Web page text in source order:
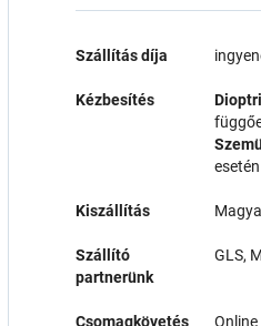
Szállítás díja
Kézbesítés
Kiszállítás
Szállító
partnerünk
GLS,
Csomagkövetés